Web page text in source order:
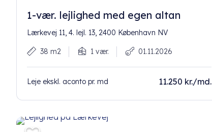
1-vær. lejlighed med egen altan
Lærkevej 11, 4. lejl. 13, 2400 København NV
38 m2 1 vær. 01.11.2026
Leje ekskl. aconto pr. md 11.250 kr./md.